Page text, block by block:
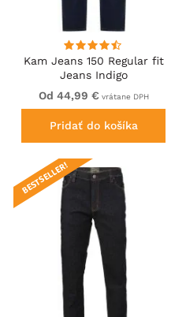
Kam Jeans 150 Regular fit
Jeans Indigo
Od 44,99 € vrátane DPH
Pridať do košíka
BESTSELLER!